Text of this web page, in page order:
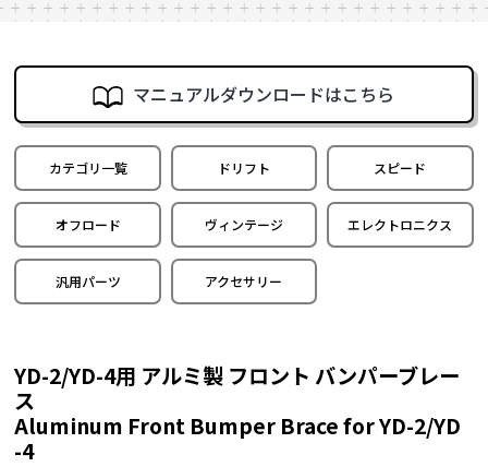
マニュアルダウンロードはこちら
カテゴリ一覧 ドリフト スピード
オフロード ヴィンテージ エレクトロニクス
汎用パーツ アクセサリー
YD-2/YD-4用 アルミ製 フロント バンパーブレー
ス
Aluminum Front Bumper Brace for YD-2/YD
-4